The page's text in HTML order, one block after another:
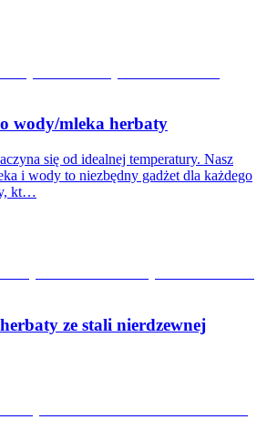
wody/mleka herbaty
się od idealnej temperatury. Nasz
i wody to niezbędny gadżet dla każdego
kt…
ze stali nierdzewnej